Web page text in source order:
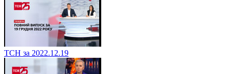
ТСН за 2022.12.19